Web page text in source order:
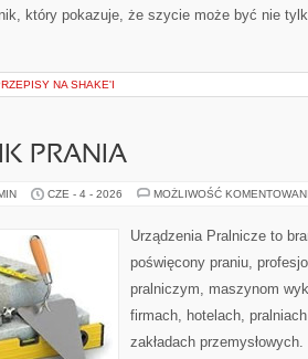
który pokazuje, że szycie może być nie
NA SHAKE'I
PRANIA
CZE - 4 - 2026 MOŻLIWOŚĆ
Urządzenia Pralnicze to
poświęcony praniu,
pralniczym, maszynom
firmach, hotelach,
zakładach